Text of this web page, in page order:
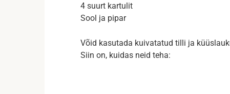
4 suurt kartulit
Sool ja pipar
Võid kasutada kuivatatud tilli ja
Siin on, kuidas neid teha: